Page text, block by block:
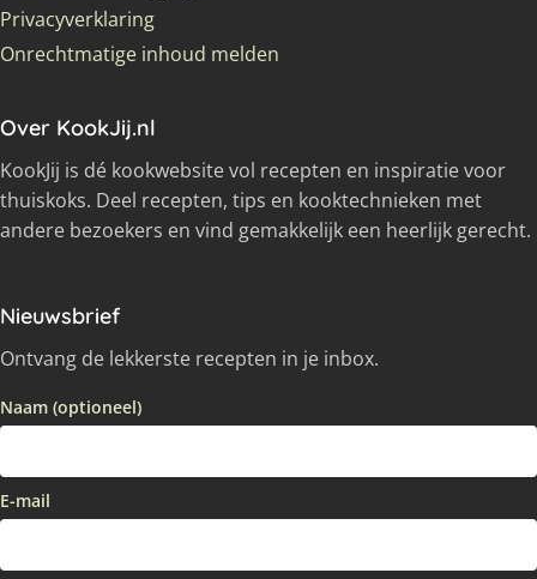
Privacyverklaring
Onrechtmatige inhoud melden
Over KookJij.nl
KookJij is dé kookwebsite vol recepten en inspiratie voor
thuiskoks. Deel recepten, tips en kooktechnieken met
andere bezoekers en vind gemakkelijk een heerlijk gerecht.
Nieuwsbrief
Ontvang de lekkerste recepten in je inbox.
Naam (optioneel)
E-mail